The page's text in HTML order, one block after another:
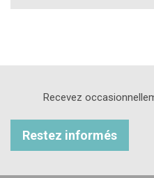
Recevez
Restez informés